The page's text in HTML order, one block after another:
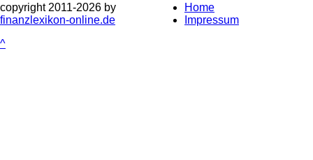
copyright 2011-2026 by
finanzlexikon-online.de
Home
Impressum
^